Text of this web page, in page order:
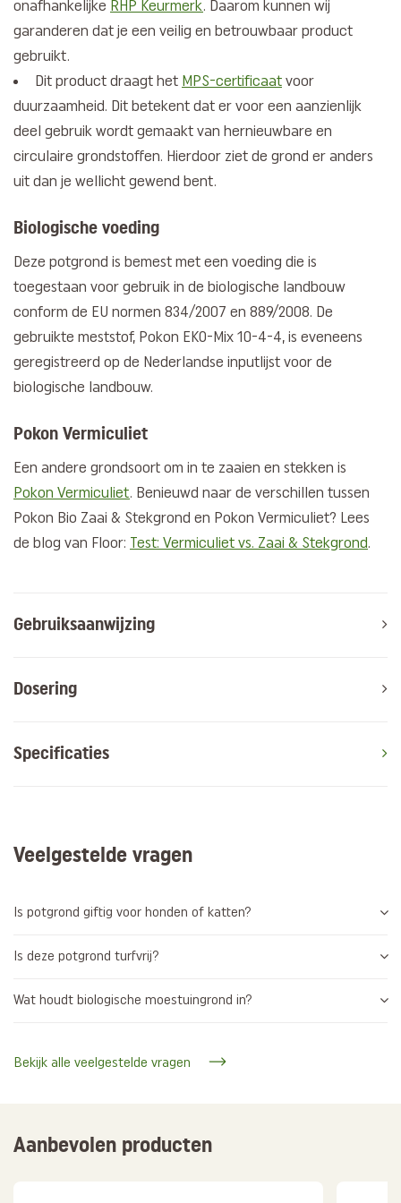
onafhankelijke RHP Keurmerk. Daarom kunnen wij
garanderen dat je een veilig en betrouwbaar product
gebruikt.
Dit product draagt het MPS-certificaat voor
duurzaamheid. Dit betekent dat er voor een aanzienlijk
deel gebruik wordt gemaakt van hernieuwbare en
circulaire grondstoffen. Hierdoor ziet de grond er anders
uit dan je wellicht gewend bent.
Biologische voeding
Deze potgrond is bemest met een voeding die is
toegestaan voor gebruik in de biologische landbouw
conform de EU normen 834/2007 en 889/2008. De
gebruikte meststof, Pokon EKO-Mix 10-4-4, is eveneens
geregistreerd op de Nederlandse inputlijst voor de
biologische landbouw.
Pokon Vermiculiet
Een andere grondsoort om in te zaaien en stekken is
Pokon Vermiculiet. Benieuwd naar de verschillen tussen
Pokon Bio Zaai & Stekgrond en Pokon Vermiculiet? Lees
de blog van Floor: Test: Vermiculiet vs. Zaai & Stekgrond.
Gebruiksaanwijzing
Dosering
Specificaties
Veelgestelde vragen
Is potgrond giftig voor honden of katten?
Is deze potgrond turfvrij?
Wat houdt biologische moestuingrond in?
Bekijk alle veelgestelde vragen
Aanbevolen producten